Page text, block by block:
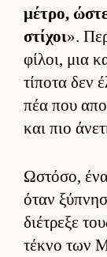
μέτρο,
στίχοι».
φίλοι, μια
τίποτα δεν
πέα που
και πιο
Ωστόσο,
όταν
διέτρεξε
τέκνο των